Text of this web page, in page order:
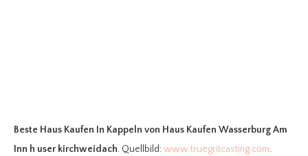
Beste Haus Kaufen In Kappeln von Haus Kaufen Wasserburg Am
Inn h user kirchweidach. Quellbild:www.truegritcasting.com.